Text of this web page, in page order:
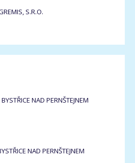
S.R.O.
NAD PERNŠTEJNEM